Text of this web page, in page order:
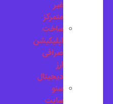
غیر
متمرکز
ساخت
اپلیکیشن
صرافی
ارز
دیجیتال
سئو
سایت